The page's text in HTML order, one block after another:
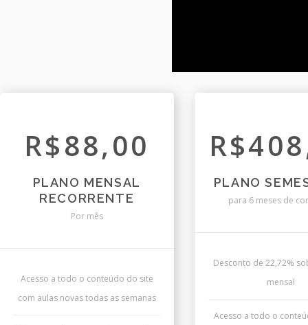
R$88,00
PLANO MENSAL
RECORRENTE
Por mês
Acesso a todo o conteúdo do site
com aulas novas todas as semanas
PLANO
para 6 meses de
Desconto de 22,72%
mensal
Acesso a todo o